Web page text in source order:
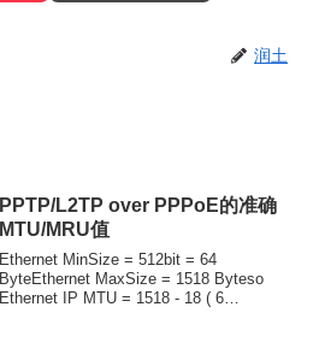
润土
PPTP/L2TP over PPPoE的准确
MTU/MRU值
Ethernet MinSize = 512bit = 64
ByteEthernet MaxSize = 1518 Byteso
Ethernet IP MTU = 1518 - 18 ( 6